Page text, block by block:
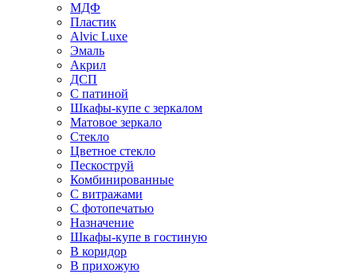
МДФ
Пластик
Alvic Luxe
Эмаль
Акрил
ДСП
С патиной
Шкафы-купе с зеркалом
Матовое зеркало
Стекло
Цветное стекло
Пескоструй
Комбинированные
С витражами
С фотопечатью
Назначение
Шкафы-купе в гостиную
В коридор
В прихожую